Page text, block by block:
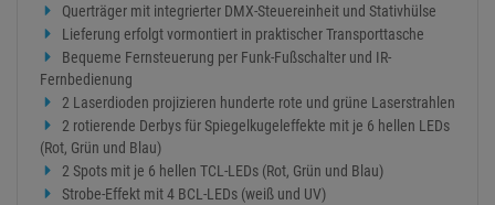
Querträger mit integrierter DMX-Steuereinheit und Stativhülse
Lieferung erfolgt vormontiert in praktischer Transporttasche
Bequeme Fernsteuerung per Funk-Fußschalter und IR-
Fernbedienung
2 Laserdioden projizieren hunderte rote und grüne Laserstrahlen
2 rotierende Derbys für Spiegelkugeleffekte mit je 6 hellen LEDs
(Rot, Grün und Blau)
2 Spots mit je 6 hellen TCL-LEDs (Rot, Grün und Blau)
Strobe-Effekt mit 4 BCL-LEDs (weiß und UV)